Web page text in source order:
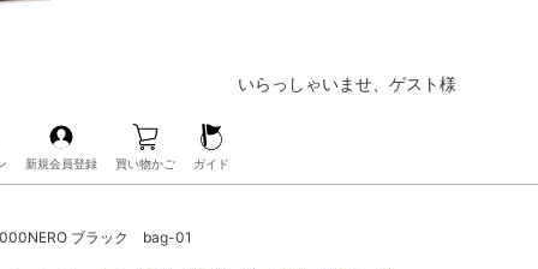
いらっしゃいませ、ゲスト様
新規会員登録 買い物かご ガイド
ブラック bag-01